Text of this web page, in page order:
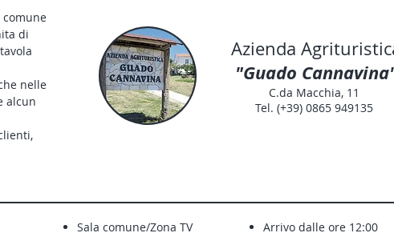
di
nelle
alcun
Azienda
"Guado
C.da Macchia, 11
Tel. (+39) 0865 949135
Sala comune/Zona TV Arrivo dalle ore 12:00